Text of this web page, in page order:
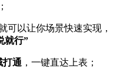
可以让你场景快速实现，
就行”
打通 ，一键直达上表；